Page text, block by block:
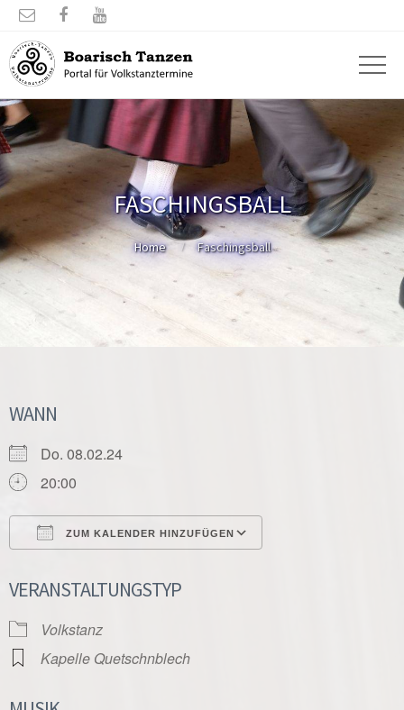
  
FASCHINGSBALL
Home Faschingsball
WANN
Do. 08.02.24
20:00
ZUM KALENDER HINZUFÜGEN
VERANSTALTUNGSTYP
Volkstanz
Kapelle Quetschnblech